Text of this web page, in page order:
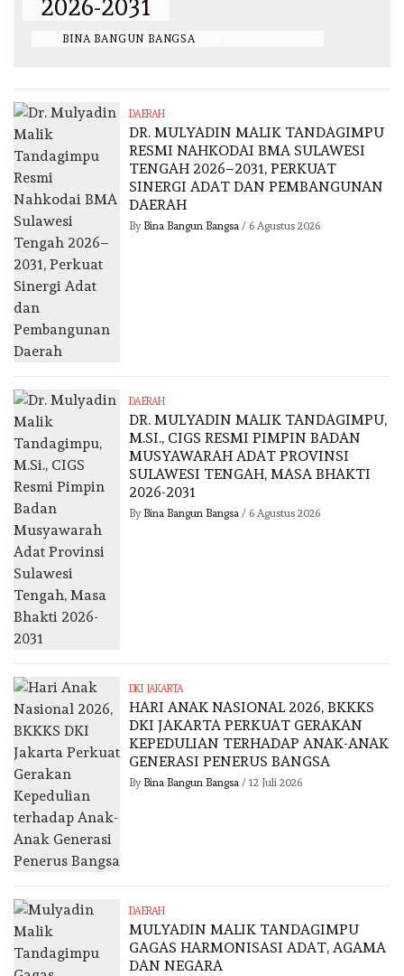
2026-2031
BINA BANGUN BANGSA
DAERAH
DR. MULYADIN MALIK TANDAGIMPU
RESMI NAHKODAI BMA SULAWESI
TENGAH 2026–2031, PERKUAT
SINERGI ADAT DAN PEMBANGUNAN
DAERAH
By Bina Bangun Bangsa/ 6 Agustus 2026
DAERAH
DR. MULYADIN MALIK TANDAGIMPU,
M.SI., CIGS RESMI PIMPIN BADAN
MUSYAWARAH ADAT PROVINSI
SULAWESI TENGAH, MASA BHAKTI
2026-2031
By Bina Bangun Bangsa/ 6 Agustus 2026
DKI JAKARTA
HARI ANAK NASIONAL 2026, BKKKS
DKI JAKARTA PERKUAT GERAKAN
KEPEDULIAN TERHADAP ANAK-ANAK
GENERASI PENERUS BANGSA
By Bina Bangun Bangsa/ 12 Juli 2026
DAERAH
MULYADIN MALIK TANDAGIMPU
GAGAS HARMONISASI ADAT, AGAMA
DAN NEGARA